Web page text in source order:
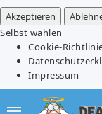
Akzeptieren
Selbst wählen
Cookie-
Impressum